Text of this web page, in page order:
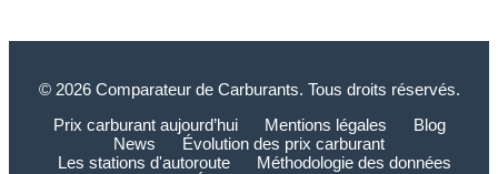
© 2026 Comparateur de Carburants. Tous droits réservés.
Prix carburant aujourd’hui
Mentions légales
Blog
News
Évolution des prix carburant
Les stations d'autoroute
Méthodologie des données